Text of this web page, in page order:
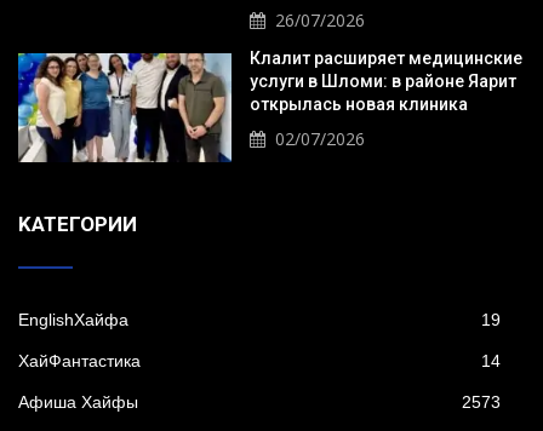
26/07/2026
Клалит расширяет медицинские
услуги в Шломи: в районе Яарит
открылась новая клиника
02/07/2026
KАТЕГОРИИ
EnglishХайфа 19
XайФантастика 14
Афиша Хайфы 2573